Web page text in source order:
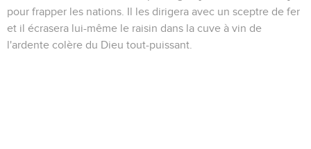
pour frapper les nations. Il les dirigera avec un sceptre de fer
et il écrasera lui-même le raisin dans la cuve à vin de
l'ardente colère du Dieu tout-puissant.